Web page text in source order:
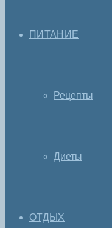
ПИТАНИЕ
Рецепты
Диеты
ОТДЫХ